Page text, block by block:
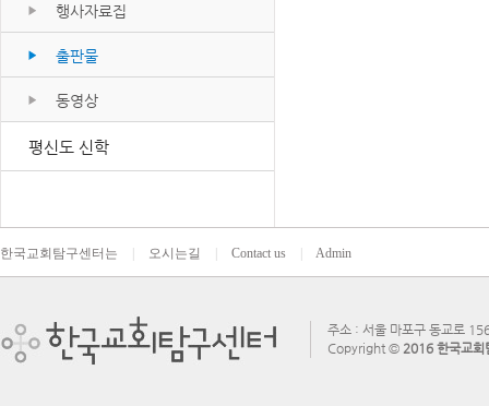
행사자료집
출판물
동영상
평신도 신학
한국교회탐구센터는 오시는길 Contact us Admin
주소 : 서울 마포구 동교로
Copyright © 2016 한국교회